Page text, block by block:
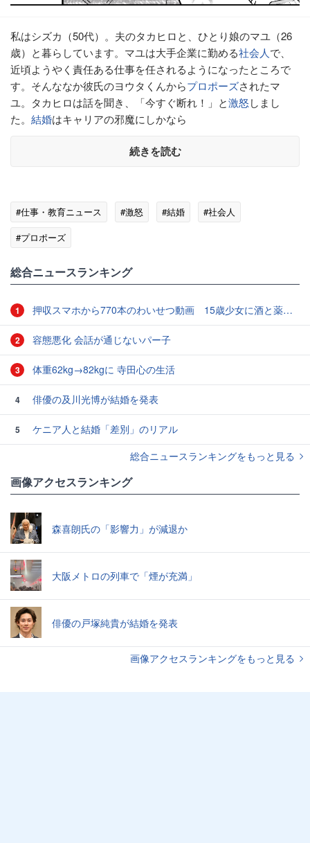
私はシズカ（50代）。夫のタカヒロと、ひとり娘のマユ（26
歳）と暮らしています。マユは大手企業に勤める社会人で、
近頃ようやく責任ある仕事を任されるようになったところで
す。そんななか彼氏のヨウタくんからプロポーズされたマ
ユ。タカヒロは話を聞き、「今すぐ断れ！」と激怒しまし
た。 結婚はキャリアの邪魔にしかなら
続きを読む
#仕事・教育ニュース #激怒 #結婚
#社会人
#プロポーズ
総合ニュースランキング
1 押収スマホから770本のわいせつ動画 15歳少女に酒と薬飲ませ性的暴行か 54歳男を再逮捕 「薬もありますよ」とSNSで誘い出し
2 容態悪化 会話が通じないパー子
3 体重62kg→82kgに 寺田心の生活
4 俳優の及川光博が結婚を発表
5
ケニア人と結婚「差別」のリアル
総合ニュースランキングをもっと見る
画像アクセスランキング
森喜朗氏の「影響力」が減退か
大阪メトロの列車で「煙が充満」
俳優の戸塚純貴が結婚を発表
画像アクセスランキングをもっと見る